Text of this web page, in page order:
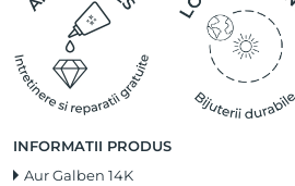
INFORMATII PRODUS
Aur Galben 14K